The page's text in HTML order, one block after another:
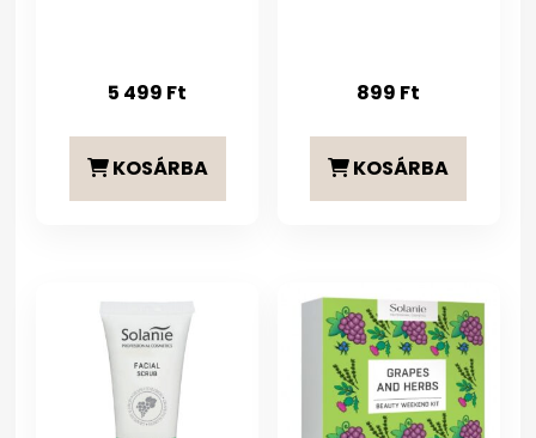
5 499 Ft
KOSÁRBA
899 Ft
KOSÁRBA